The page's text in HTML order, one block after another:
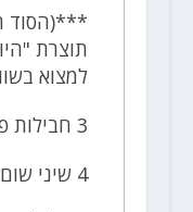
***(הסוד
תוצרת
למצוא
3 חבילות פטרוזיליה
4 שיני שום כתושות